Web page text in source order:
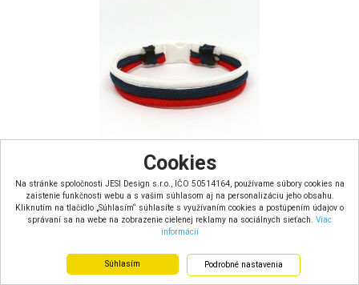
Cookies
Na stránke spoločnosti JESI Design s.r.o., IČO 50514164, používame súbory cookies na
zaistenie funkčnosti webu a s vašim súhlasom aj na personalizáciu jeho obsahu.
Kliknutím na tlačidlo „Súhlasím“ súhlasíte s využívaním cookies a postúpením údajov o
správaní sa na webe na zobrazenie cielenej reklamy na sociálnych sieťach. Viac
informácií
Súhlasím Podrobné nastavenia
Náramok Paracord trikolóra
Farba: biela, modrá, červená
Materiál: paracord šnúra, saténov...